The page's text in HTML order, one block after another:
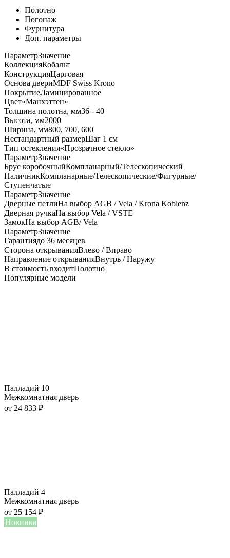
Полотно
Погонаж
Фурнитура
Доп. параметры
ПараметрЗначение
КоллекцияКобальт
КонструкцияЦарговая
Основа двериMDF Swiss Krono
ПокрытиеЛаминированное
Цвет«Манхэттен»
Толщина полотна, мм36 - 40
Высота, мм2000
Ширина, мм800, 700, 600
Нестандартный размерШаг 1 см
Тип остекления«Прозрачное стекло»
ПараметрЗначение
Брус коробочныйКомпланарный/Телескопический
НаличникКомпланарные/Телескопические/Фигурные/
Ступенчатые
ПараметрЗначение
Дверные петлиНа выбор AGB / Vela / Krona Koblenz
Дверная ручкаНа выбор Vela / VSTE
ЗамокНа выбор AGB/ Vela
ПараметрЗначение
Гарантиядо 36 месяцев
Сторона открыванияВлево / Вправо
Направление открыванияВнутрь / Наружу
В стоимость входитПолотно
Популярные модели
Палладий 10
Межкомнатная дверь
от 24 833 ₽
Палладий 4
Межкомнатная дверь
от 25 154 ₽
Новинка